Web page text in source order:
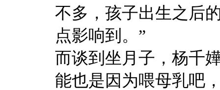
不多，孩子出生之后
点影响到。”
而谈到坐月子，杨千
能也是因为喂母乳吧